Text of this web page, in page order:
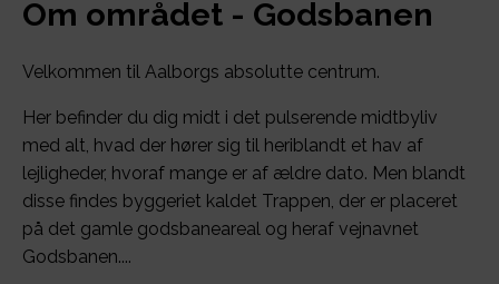
Om området - Godsbanen
Velkommen til Aalborgs absolutte centrum.
Her befinder du dig midt i det pulserende midtbyliv
med alt, hvad der hører sig til heriblandt et hav af
lejligheder, hvoraf mange er af ældre dato. Men blandt
disse findes byggeriet kaldet Trappen, der er placeret
på det gamle godsbaneareal og heraf vejnavnet
Godsbanen....